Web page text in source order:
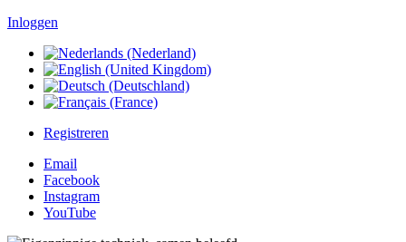
Inloggen
Registreren
Email
Facebook
Instagram
YouTube